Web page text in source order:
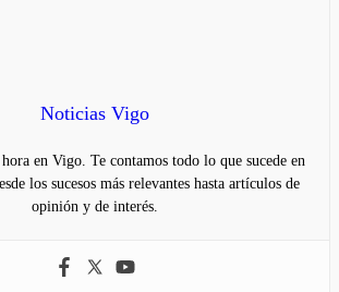
Noticias Vigo
en Vigo. Te contamos todo lo que sucede en
los sucesos más relevantes hasta artículos de
opinión y de interés.